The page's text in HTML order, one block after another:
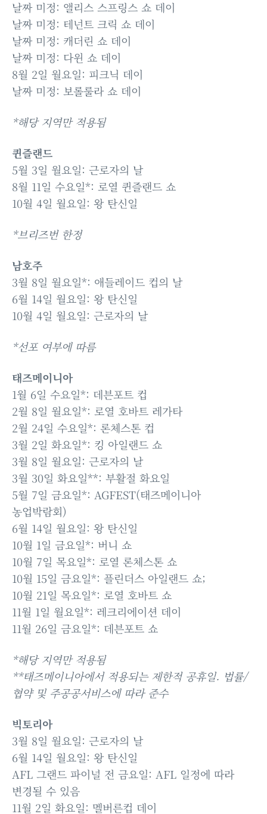
날짜 미정: 앨리스 스프링스 쇼 데이
날짜 미정: 테넌트 크릭 쇼 데이
날짜 미정: 캐더린 쇼 데이
날짜 미정: 다윈 쇼 데이
8월 2일 월요일: 피크닉 데이
날짜 미정: 보롤룰라 쇼 데이
*해당 지역만 적용됨
퀸즐랜드
5월 3일 월요일: 근로자의 날
8월 11일 수요일*: 로열 퀸즐랜드 쇼
10월 4일 월요일: 왕 탄신일
*브리즈번 한정
남호주
3월 8일 월요일*: 애들레이드 컵의 날
6월 14일 월요일: 왕 탄신일
10월 4일 월요일: 근로자의 날
*선포 여부에 따름
태즈메이니아
1월 6일 수요일*: 데븐포트 컵
2월 8일 월요일*: 로열 호바트 레가타
2월 24일 수요일*: 론체스톤 컵
3월 2일 화요일*: 킹 아일랜드 쇼
3월 8일 월요일: 근로자의 날
3월 30일 화요일**: 부활절 화요일
5월 7일 금요일*: AGFEST(태즈메이니아
농업박람회)
6월 14일 월요일: 왕 탄신일
10월 1일 금요일*: 버니 쇼
10월 7일 목요일*: 로열 론체스톤 쇼
10월 15일 금요일*: 플린더스 아일랜드 쇼;
10월 21일 목요일*: 로열 호바트 쇼
11월 1일 월요일*: 레크리에이션 데이
11월 26일 금요일*: 데븐포트 쇼
*해당 지역만 적용됨
**태즈메이니아에서 적용되는 제한적 공휴일. 법률/
협약 및 주공공서비스에 따라 준수
빅토리아
3월 8일 월요일: 근로자의 날
6월 14일 월요일: 왕 탄신일
AFL 그랜드 파이널 전 금요일: AFL 일정에 따라
변경될 수 있음
11월 2일 화요일: 멜버른컵 데이